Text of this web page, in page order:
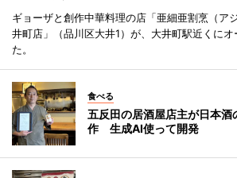
ギョーザと創作中華料理の店「亜細亜割烹（ア
井町店」（品川区大井1）が、大井町駅近くにオ
た。
食べる
五反田の居酒屋店主が日本酒
作 生成AI使って開発